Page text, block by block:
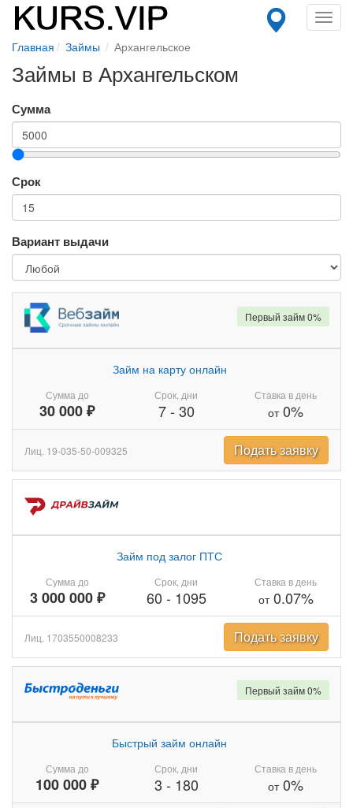
Главная Займы Архангельское
Займы в Архангельском
Сумма
Срок
Вариант выдачи
Сумма до
30 000 ₽
Займ на карту онлайн
Срок, дни
7- 30
Ставка в день
от0%
Первый займ 0%
Лиц. 19-035-50-009325 Подать заявку
Сумма до
3 000 000 ₽
Займ под залог ПТС
Срок, дни
60 - 1095
Ставка в день
от0.07%
Лиц. 1703550008233 Подать заявку
Сумма до
100 000 ₽
Быстрый займ онлайн
Срок, дни
3 - 180
Ставка в день
от0%
Первый займ 0%